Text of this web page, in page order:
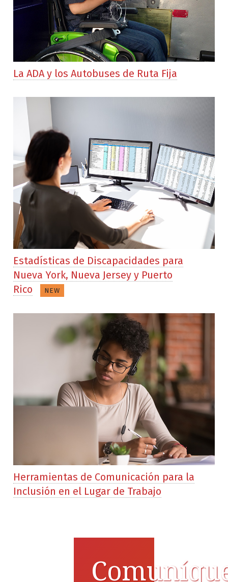
La ADA y los Autobuses de Ruta Fija
Estadísticas de Discapacidades para
Nueva York, Nueva Jersey y Puerto
Rico
NEW
Herramientas de Comunicación para la
Inclusión en el Lugar de Trabajo